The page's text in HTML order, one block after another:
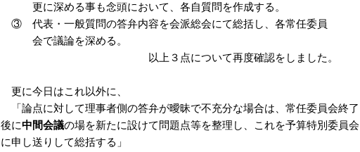
更に深める事も念頭において、各自質問を作成する。
③ 代表・一般質問の答弁内容を会派総会にて総括し、各常任委員
会で議論を深める。
以上３点について再度確認をしました。
更に今日はこれ以外に、
「論点に対して理事者側の答弁が曖昧で不充分な場合は、常任委員会終了
後に中間会議の場を新たに設けて問題点等を整理し、これを予算特別委員会
に申し送りして総括する」